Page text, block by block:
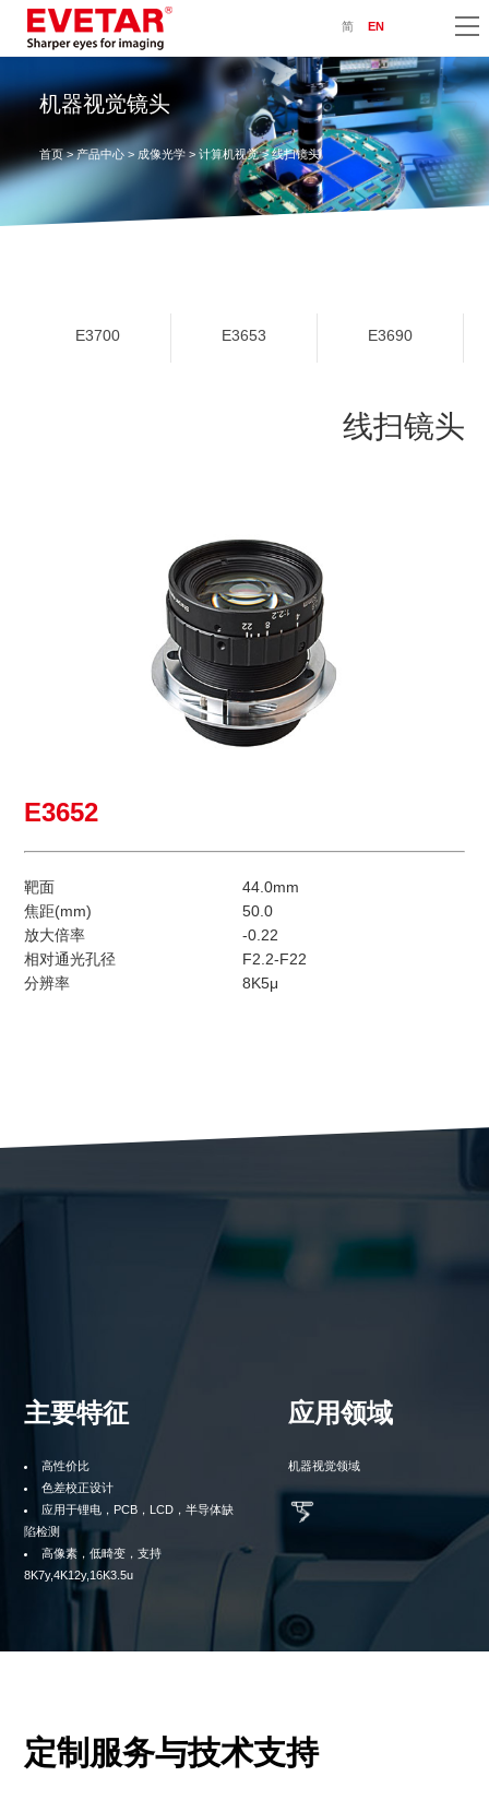
简 EN
机器视觉镜头
首页>产品中心> 成像光学> 计算机视觉> 线扫镜头
E3700 E3653 E3690
线扫镜头
E3652
靶面
44.0mm
焦距(mm)
50.0
放大倍率
-0.22
相对通光孔径
F2.2-F22
分辨率
8K5μ
主要特征
高性价比
色差校正设计
应用于锂电，PCB，LCD，半导体缺
陷检测
高像素，低畸变，支持
8K7y,4K12y,16K3.5u
应用领域
机器视觉领域
定制服务与技术支持